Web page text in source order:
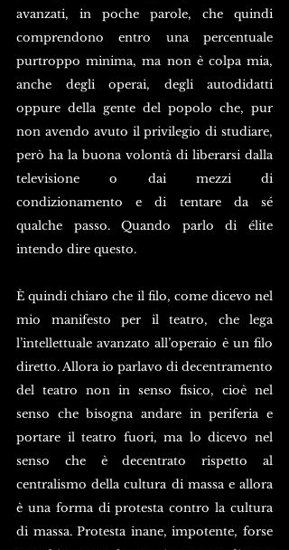
avanzati, in poche parole, che quindi
comprendono entro una percentuale
purtroppo minima, ma non è colpa mia,
anche degli operai, degli autodidatti
oppure della gente del popolo che, pur
non avendo avuto il privilegio di studiare,
però ha la buona volontà di liberarsi dalla
televisione o dai mezzi di
condizionamento e di tentare da sé
qualche passo. Quando parlo di élite
intendo dire questo.
È quindi chiaro che il filo, come dicevo nel
mio manifesto per il teatro, che lega
l’intellettuale avanzato all’operaio è un filo
diretto. Allora io parlavo di decentramento
del teatro non in senso fisico, cioè nel
senso che bisogna andare in periferia e
portare il teatro fuori, ma lo dicevo nel
senso che è decentrato rispetto al
centralismo della cultura di massa e allora
è una forma di protesta contro la cultura
di massa. Protesta inane, impotente, forse